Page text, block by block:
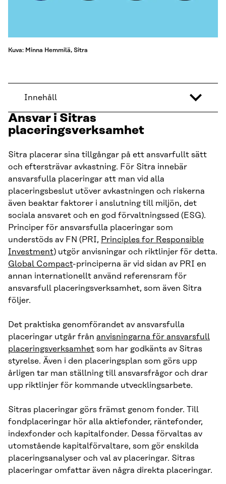
Kuva: Minna Hemmilä, Sitra
Innehåll
Ansvar i Sitras
placeringsverksamhet
Sitra placerar sina tillgångar på ett ansvarfullt sätt
och eftersträvar avkastning. För Sitra innebär
ansvarsfulla placeringar att man vid alla
placeringsbeslut utöver avkastningen och riskerna
även beaktar faktorer i anslutning till miljön, det
sociala ansvaret och en god förvaltningssed (ESG).
Principer för ansvarsfulla placeringar som
understöds av FN (PRI, Principles for Responsible
Investment) utgör anvisningar och riktlinjer för detta.
Global Compact-principerna är vid sidan av PRI en
annan internationellt använd referensram för
ansvarsfull placeringsverksamhet, som även Sitra
följer.
Det praktiska genomförandet av ansvarsfulla
placeringar utgår från anvisningarna för ansvarsfull
placeringsverksamhet som har godkänts av Sitras
styrelse. Även i den placeringsplan som görs upp
årligen tar man ställning till ansvarsfrågor och drar
upp riktlinjer för kommande utvecklingsarbete.
Sitras placeringar görs främst genom fonder. Till
fondplaceringar hör alla aktiefonder, räntefonder,
indexfonder och kapitalfonder. Dessa förvaltas av
utomstående kapitalförvaltare, som gör enskilda
placeringsanalyser och val av placeringar. Sitras
placeringar omfattar även några direkta placeringar.